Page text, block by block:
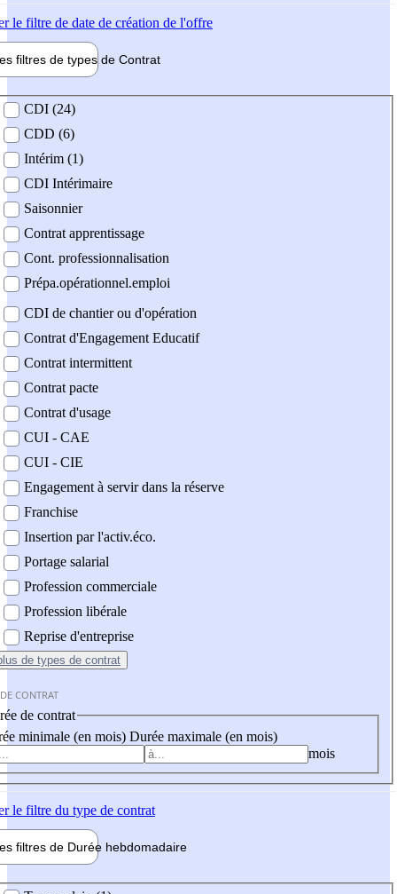
le filtre de date de création de l'offre
filtres de types de Contrat
contrat
CDI (24)
CDD (6)
Intérim (1)
CDI Intérimaire
Saisonnier
Contrat apprentissage
Cont. professionnalisation
Prépa.opérationnel.emploi
CDI de chantier ou d'opération
Contrat d'Engagement Educatif
Contrat intermittent
Contrat pacte
Contrat d'usage
CUI - CAE
CUI - CIE
Engagement à servir dans la réserve
Franchise
Insertion par l'activ.éco.
Portage salarial
Profession commerciale
Profession libérale
Reprise d'entreprise
de types de contrat
CONTRAT
de contrat
minimale (en mois) Durée maximale (en mois)
mois
le filtre du type de contrat
filtres de Durée hebdomadaire